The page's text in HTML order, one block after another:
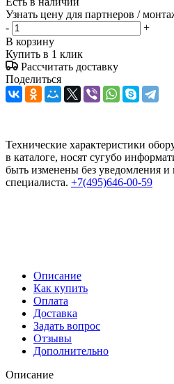
Узнать цену для партнеров /
-
+
В корзину
Купить в 1 клик
Рассчитать доставку
Поделиться
Технические характеристики
в каталоге, носят сугубо
быть изменены без уведомления и
специалиста. +7(495)646-00-59
Описание
Как купить
Оплата
Доставка
Задать вопрос
Отзывы
Дополнительно
Описание